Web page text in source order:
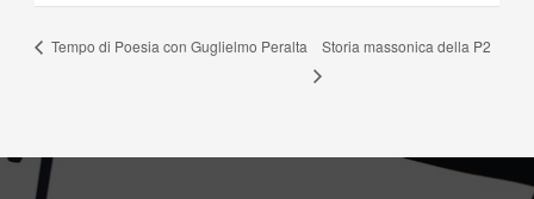
Tempo di Poesia con Guglielmo Peralta Storia massonica della P2